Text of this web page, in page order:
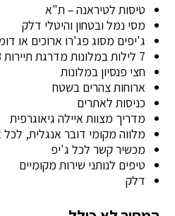
טיסות לטיראנה – ת"א
מסי נמל ובטחון והיטלי דלק
ג'יפים מסוג פג'רו ארוכים או
7 לילות במלונות מדרגת תיירות 3 4 כוכבים
חצי פנסיון במלונות
ארוחות צהרים בשטח
כניסות לאתרים
מדריך מצוות איילה גיאוגרפית
מלווה מקומי דובר אנגלית, לכל
מכשיר קשר לכל ג'יפ
טיפים לנותני שירות מקומיים
דלק